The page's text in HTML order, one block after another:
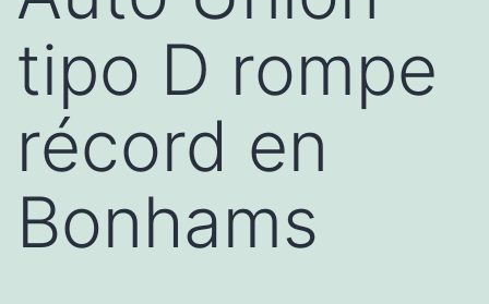
tipo D rompe
récord en
Bonhams